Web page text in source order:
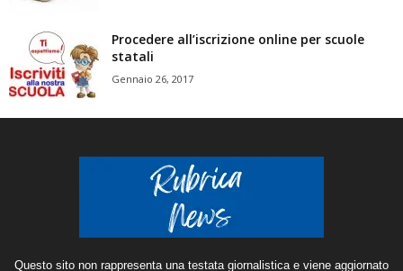
Procedere all’iscrizione online per scuole
statali
Gennaio 26, 2017
Questo sito non rappresenta una testata giornalistica e viene aggiornato